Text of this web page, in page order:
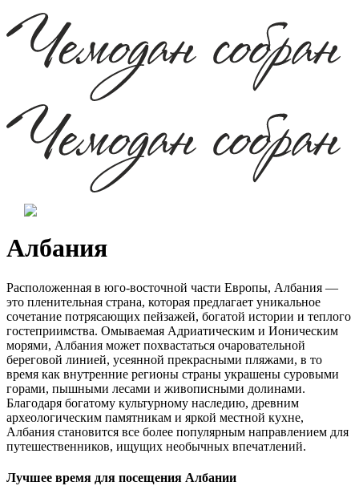
Албания
Расположенная в юго-восточной части Европы, Албания —
это пленительная страна, которая предлагает уникальное
сочетание потрясающих пейзажей, богатой истории и теплого
гостеприимства. Омываемая Адриатическим и Ионическим
морями, Албания может похвастаться очаровательной
береговой линией, усеянной прекрасными пляжами, в то
время как внутренние регионы страны украшены суровыми
горами, пышными лесами и живописными долинами.
Благодаря богатому культурному наследию, древним
археологическим памятникам и яркой местной кухне,
Албания становится все более популярным направлением для
путешественников, ищущих необычных впечатлений.
Лучшее время для посещения Албании